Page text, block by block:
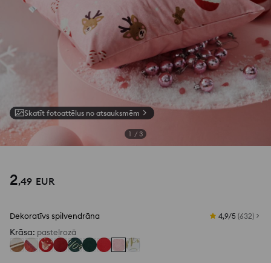
Skatīt fotoattēlus no atsauksmēm
1 / 3
2,49 EUR
Dekoratīvs spilvendrāna 4,9/5 (632)
Krāsa: pasteļrozā